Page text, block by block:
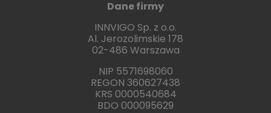
Dane firmy
INNVIGO Sp. z o.o.
Al. Jerozolimskie 178
02-486 Warszawa
NIP 5571698060
REGON 360627438
KRS 0000540684
BDO 000095629